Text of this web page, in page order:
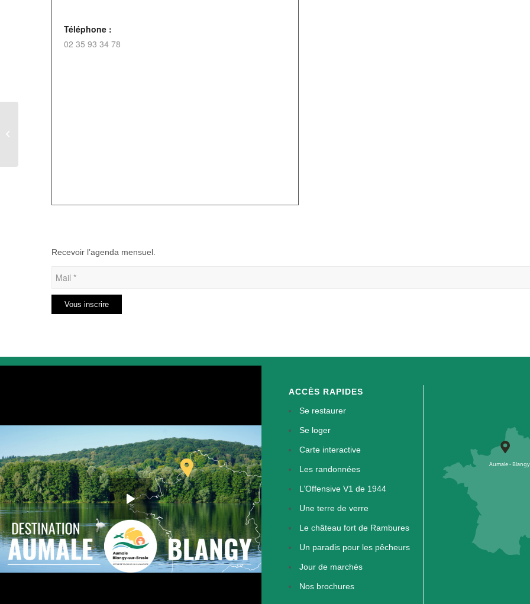
Téléphone :
02 35 93 34 78
Recevoir l’agenda mensuel.
ACCÈS RAPIDES
Se restaurer
Se loger
Carte interactive
Les randonnées
L’Offensive V1 de 1944
Une terre de verre
Le château fort de Rambures
Un paradis pour les pêcheurs
Jour de marchés
Nos brochures